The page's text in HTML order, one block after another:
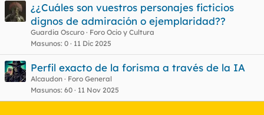
¿¿Cuáles son vuestros personajes ficticios
dignos de admiración o ejemplaridad??
Guardia Oscuro
Foro Ocio y Cultura
Masunos 0 11 Dic 2025
Perfil exacto de la forisma a través de la IA
Alcaudon
Foro General
Masunos 60 11 Nov 2025